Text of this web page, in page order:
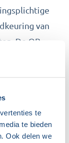
te
te bieden
Ook delen we
van
De OR
recht op
uitvoeren